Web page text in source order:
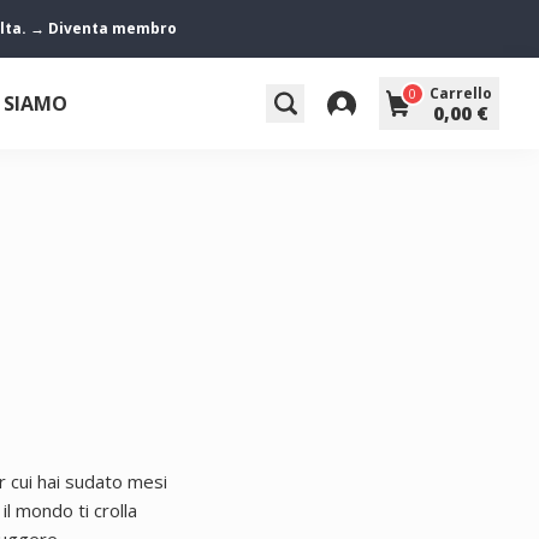
→ Diventa membro
0 Carrello
0,00 €
hai sudato mesi
il mondo ti crolla